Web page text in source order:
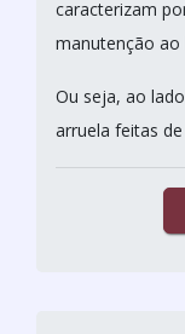
caracterizam
manutenção
Ou seja, ao
arruela feitas de